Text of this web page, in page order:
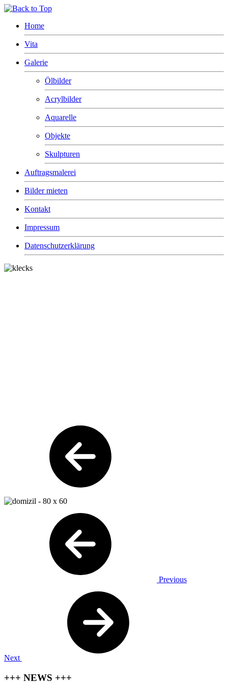
Home
Vita
Galerie
Ölbilder
Acrylbilder
Aquarelle
Objekte
Skulpturen
Auftragsmalerei
Bilder mieten
Kontakt
Impressum
Datenschutzerklärung
Previous
Next
+++ NEWS +++